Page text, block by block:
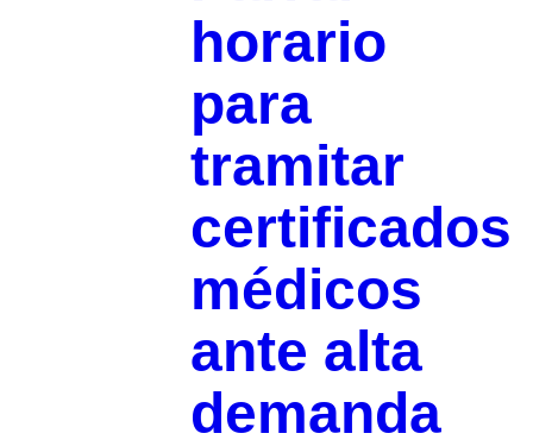
horario
para
tramitar
certificados
médicos
ante alta
demanda